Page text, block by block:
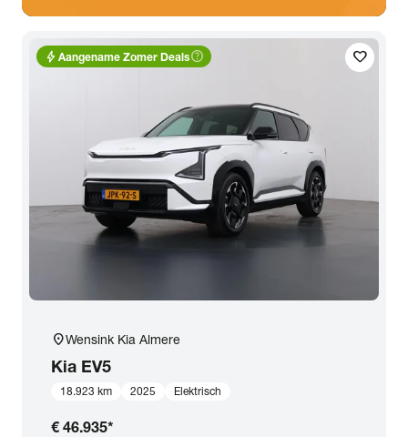
favorite
bolt Aangename Zomer Dealshelp_outline
location_onWensink Kia Almere
Kia EV5
18.923 km 2025 Elektrisch
€ 46.935*